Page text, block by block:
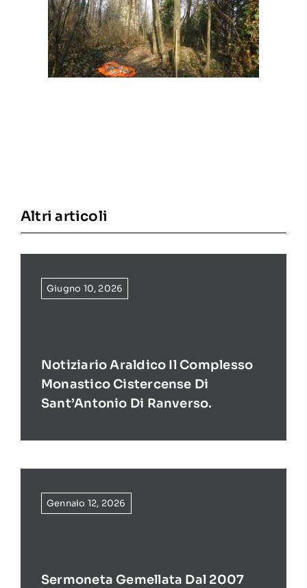
Altri articoli
Giugno 10, 2026
Notiziario Araldico Il Complesso
Monastico Cistercense Di
Sant’Antonio Di Ranverso.
Gennaio 12, 2026
Sermoneta Gemellata Dal 2007